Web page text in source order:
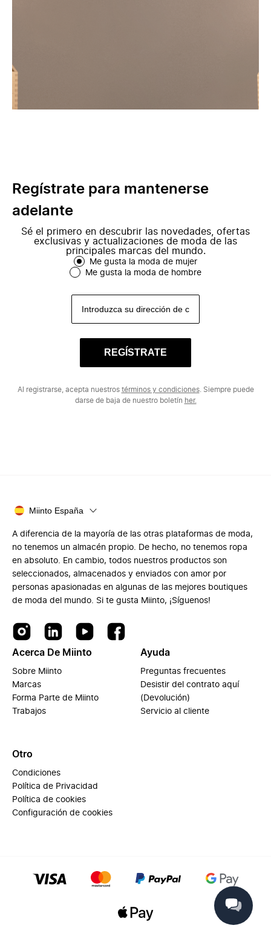
Regístrate para mantenerse
adelante
Sé el primero en descubrir las novedades, ofertas
exclusivas y actualizaciones de moda de las
principales marcas del mundo.
Me gusta la moda de mujer
Me gusta la moda de hombre
REGÍSTRATE
Al registrarse, acepta nuestros términos y condiciones. Siempre puede
darse de baja de nuestro boletín her.
Miinto España
A diferencia de la mayoría de las otras plataformas de moda,
no tenemos un almacén propio. De hecho, no tenemos ropa
en absoluto. En cambio, todos nuestros productos son
seleccionados, almacenados y enviados con amor por
personas apasionadas en algunas de las mejores boutiques
de moda del mundo. Si te gusta Miinto, ¡Síguenos!
Acerca De Miinto
Sobre Miinto
Marcas
Forma Parte de Miinto
Trabajos
Ayuda
Preguntas frecuentes
Desistir del contrato aquí
(Devolución)
Servicio al cliente
Otro
Condiciones
Política de Privacidad
Política de cookies
Configuración de cookies